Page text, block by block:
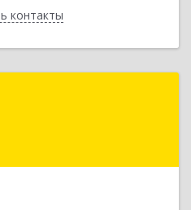
контакты